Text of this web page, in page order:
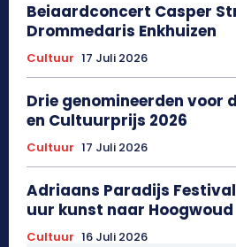
Beiaardconcert Casper
Drommedaris Enkhuizen
Cultuur 17 Juli 2026
Drie genomineerden voor
en Cultuurprijs 2026
Cultuur 17 Juli 2026
Adriaans Paradijs
uur kunst naar Hoogwoud
Cultuur 16 Juli 2026